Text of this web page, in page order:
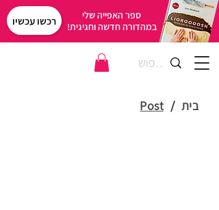
רכשו עכשיו
ספר האפייה שלי
במהדורה חדשה וחגיגית!
בית /
Post